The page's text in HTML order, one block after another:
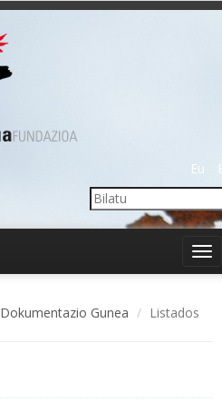
Eu
Dokumentazio Gunea Listados